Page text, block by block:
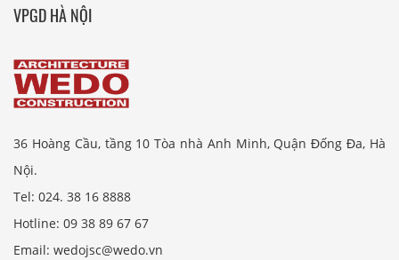
VPGD HÀ NỘI
36 Hoàng Cầu, tầng 10 Tòa nhà Anh Minh, Quận Đống Đa, Hà
Nội.
Tel: 024. 38 16 8888
Hotline: 09 38 89 67 67
Email: wedojsc@wedo.vn